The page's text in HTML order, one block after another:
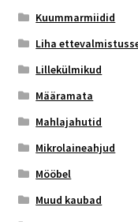
Kuummarmiidid
Liha
Lillekülmikud
Määramata
Mahlajahutid
Mikrolaineahjud
Mööbel
Muud kaubad